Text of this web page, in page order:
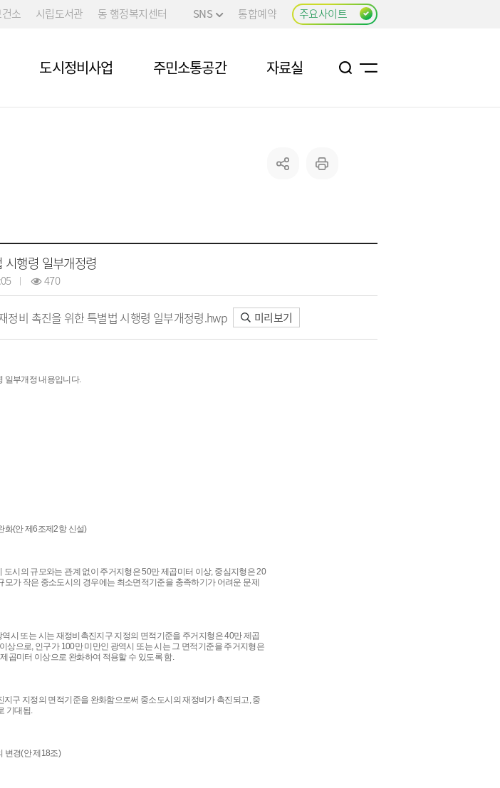
소 시립도서관 동 행정복지센터 SNS 통합예약 주요사이트
도시정비사업 주민소통공간 자료실
시행령 일부개정령
470
정비 촉진을 위한 특별법 시행령 일부개정령.hwp 미리보기
일부개정 내용입니다.
화(안 제6조제2항 신설)
시의 규모와는 관계 없이 주거지형은 50만 제곱미터 이상, 중심지형은 20
모가 작은 중소도시의 경우에는 최소면적기준을 충족하기가 어려운 문제
시 또는 시는 재정비촉진지구 지정의 면적기준을 주거지형은 40만 제곱
상으로, 인구가 100만 미만인 광역시 또는 시는 그 면적기준을 주거지형은
곱미터 이상으로 완화하여 적용할 수 있도록 함.
구 지정의 면적기준을 완화함으로써 중소도시의 재정비가 촉진되고, 중
기대됨.
변경(안 제18조)